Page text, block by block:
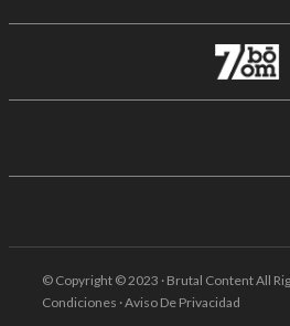
© Copyright © 2023 · Brutal Content All
Condiciones · Aviso De Privacidad